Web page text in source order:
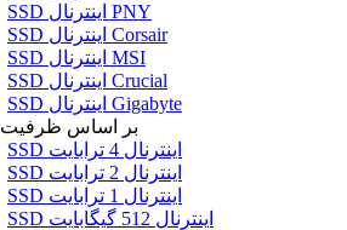
SSD اینترنال PNY
SSD اینترنال Corsair
SSD اینترنال MSI
SSD اینترنال Crucial
SSD اینترنال Gigabyte
SSD بر اساس ظرفیت
SSD اینترنال 4 ترابایت
SSD اینترنال 2 ترابایت
SSD اینترنال 1 ترابایت
SSD اینترنال 512 گیگابایت